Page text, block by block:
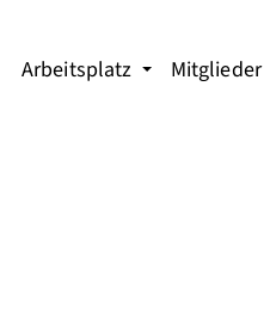
Arbeitsplatz Mitglieder